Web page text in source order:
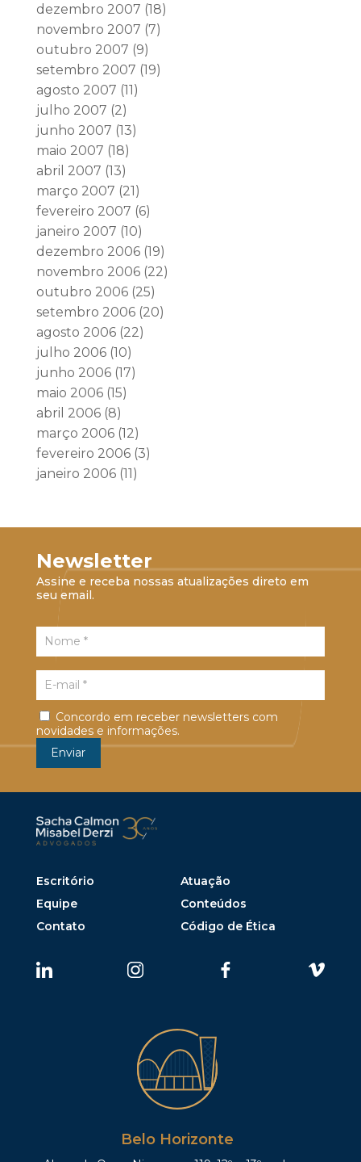
dezembro 2007 (18)
novembro 2007 (7)
outubro 2007 (9)
setembro 2007 (19)
agosto 2007 (11)
julho 2007 (2)
junho 2007 (13)
maio 2007 (18)
abril 2007 (13)
março 2007 (21)
fevereiro 2007 (6)
janeiro 2007 (10)
dezembro 2006(19)
novembro 2006(22)
outubro 2006(25)
setembro 2006(20)
agosto 2006(22)
julho 2006(10)
junho 2006(17)
maio 2006(15)
abril 2006(8)
março 2006(12)
fevereiro 2006(3)
janeiro 2006(11)
Newsletter
Assine e receba nossas atualizações direto em
seu email.
Concordo em receber newsletters com
novidades e informações.
Escritório
Atuação
Equipe
Conteúdos
Contato
Código de Ética
Belo Horizonte